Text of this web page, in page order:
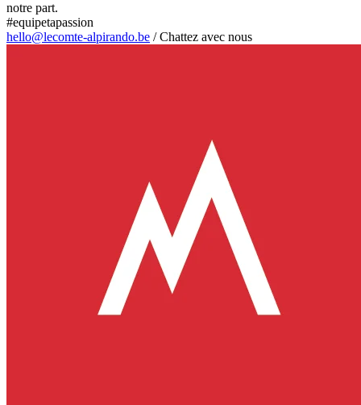
notre part.
#equipetapassion
hello@lecomte-alpirando.be /Chattez avec nous